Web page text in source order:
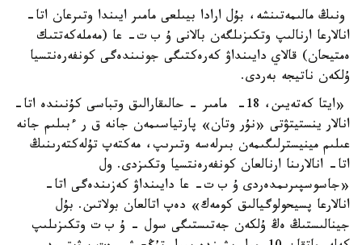
ونىڭ مالىمەتىنشە، بۇل ارادا بيىلعى مامىر ايىندا وتىرعان اتا-
انالارعا ارنالىپ وتكىزىلگەن بالانى ۇ ب ت- عا (مەملەكەتتىك
ەمتيحان) قالاي دايىنداۋ كەرەكتىگى جونىندەگى كونفەرەنتسيا
ۇلكەن ناتيجە بەردى.
«ايتا كەتەيىن، 18- مامىر - حالىقارالىق وتباسى كۇنىندە اتا-
انالار ينستيتۋتى «نۇر وتان» پارتياسىمەن جانە ق ر ءبىلىم جانە
عىلىم مينيسترلىگىمەن بىرلەسە وتىرىپ، مەكتەپ تۇلەكتەرىنىڭ
اتا- انالارىنا ارنالعان كونفەرەنتسيا وتكىزدى. ول
«جاسوسپىرىمدەردى ۇ ب ت- عا دايىنداۋ كەزىندەگى اتا-
انالارعا پسيحولوگيالىق كومەك» دەپ اتالعان بولاتىن. بۇل
جينالىستىڭ ەڭ ۇلكەن جەتىستىگى سول - ۇ ب ت وتكىزىلىپ